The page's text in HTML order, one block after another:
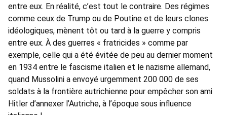
entre eux. En réalité, c’est tout le contraire. Des régimes
comme ceux de Trump ou de Poutine et de leurs clones
idéologiques, mènent tôt ou tard à la guerre y compris
entre eux. À des guerres « fratricides » comme par
exemple, celle qui a été évitée de peu au dernier moment
en 1934 entre le fascisme italien et le nazisme allemand,
quand Mussolini a envoyé urgemment 200 000 de ses
soldats à la frontière autrichienne pour empêcher son ami
Hitler d’annexer l’Autriche, à l’époque sous influence